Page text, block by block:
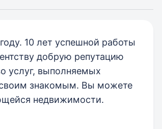
10 лет успешной работы
добрую репутацию
услуг, выполняемых
знакомым. Вы можете
недвижимости.